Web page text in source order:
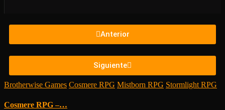
Anterior
Siguiente
Brotherwise Games Cosmere RPG Mistborn RPG Stormlight RPG
Cosmere RPG –…